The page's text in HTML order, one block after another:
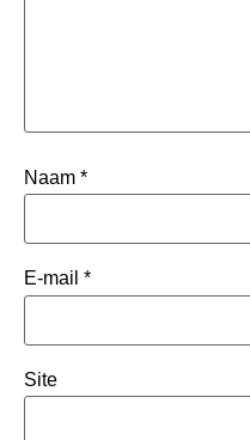
Naam *
E-mail *
Site